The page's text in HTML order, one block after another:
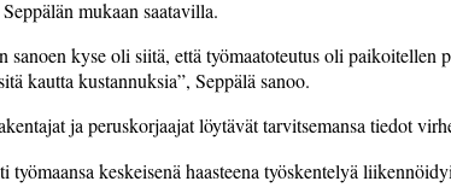
mukaan saatavilla.
kyse oli siitä, että työmaatoteutus oli
kautta kustannuksia”, Seppälä sanoo.
ja peruskorjaajat löytävät tarvitsemansa tiedot
työmaansa keskeisenä haasteena työskentelyä